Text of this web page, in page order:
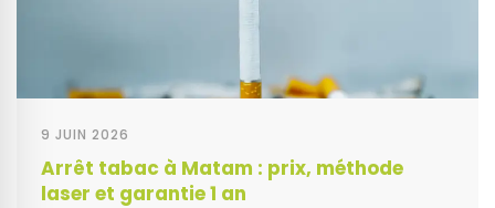
9 JUIN 2026
Arrêt tabac à Matam : prix, méthode
laser et garantie 1 an